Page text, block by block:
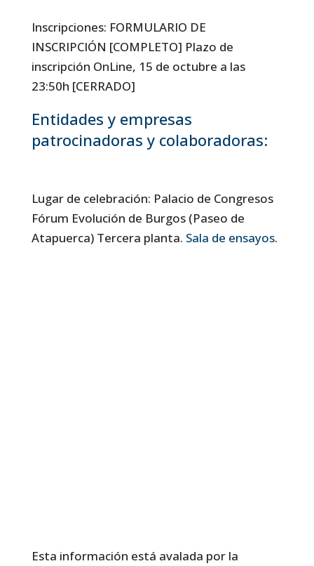
Inscripciones: FORMULARIO DE
INSCRIPCIÓN [COMPLETO] Plazo de
inscripción OnLine, 15 de octubre a las
23:50h [CERRADO]
Entidades y empresas
patrocinadoras y colaboradoras:
Lugar de celebración: Palacio de Congresos
Fórum Evolución de Burgos (Paseo de
Atapuerca) Tercera planta. Sala de ensayos.
Esta información está avalada por la